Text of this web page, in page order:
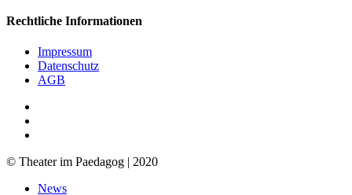
Rechtliche Informationen
Impressum
Datenschutz
AGB
© Theater im Paedagog | 2020
Close
News